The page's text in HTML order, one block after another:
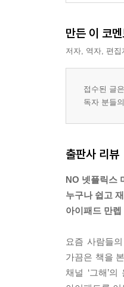
만든 이 코
저자, 역자, 편
접수된 글
독자 분들
출판사 리뷰
NO 넷플릭스
누구나 쉽고
아이패드 만
요즘 사람들
가끔은 책을
채널 ‘그해’